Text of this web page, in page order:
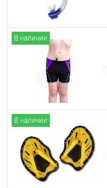
В наличии
В наличии